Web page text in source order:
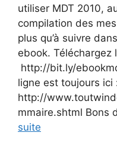
utiliser MDT 2010,
compilation des
plus qu’à suivre
ebook. Téléchargez
http://bit.ly/
ligne est toujours ici
http://
mmaire.shtml Bons
suite